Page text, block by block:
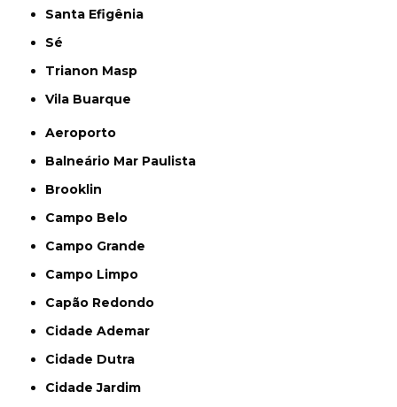
Santa Efigênia
Sé
Trianon Masp
Vila Buarque
Aeroporto
Balneário Mar Paulista
Brooklin
Campo Belo
Campo Grande
Campo Limpo
Capão Redondo
Cidade Ademar
Cidade Dutra
Cidade Jardim